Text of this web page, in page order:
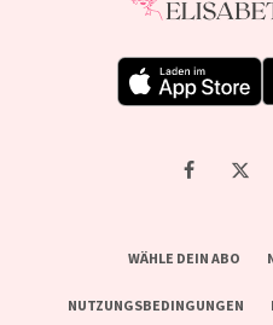
WÄHLE DEIN ABO
NUTZUNGSBEDINGUNGEN